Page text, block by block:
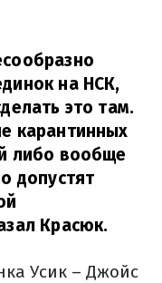
на НСК,
это там.
карантинных
либо вообще
допустят
Красюк.
Усик – Джойс